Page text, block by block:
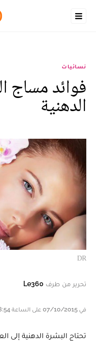
نسائيات
فوائد مساج
الدهنية
DR
تحرير من طرف Le360
في 07/10/2015 على الساعة 08:54
تحتاج البشرة الدهنية إلى